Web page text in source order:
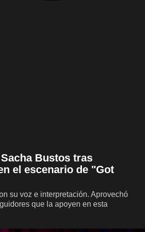
Bustos tras
el escenario de "Got
su voz e interpretación. Aprovechó
que la apoyen en esta